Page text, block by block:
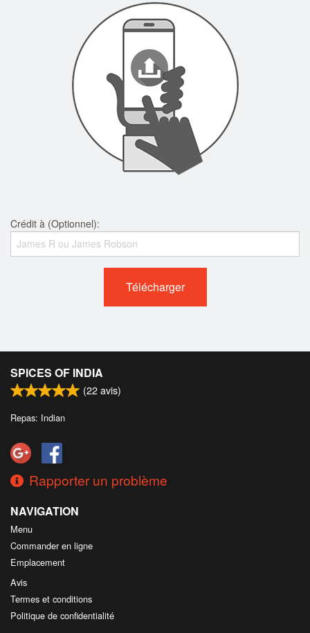
Crédit à (Optionnel):
Télécharger
SPICES OF INDIA
(22avis)
Repas: Indian
Rapporter un problème
NAVIGATION
Menu
Commander en ligne
Emplacement
Avis
Termes et conditions
Politique de confidentialité